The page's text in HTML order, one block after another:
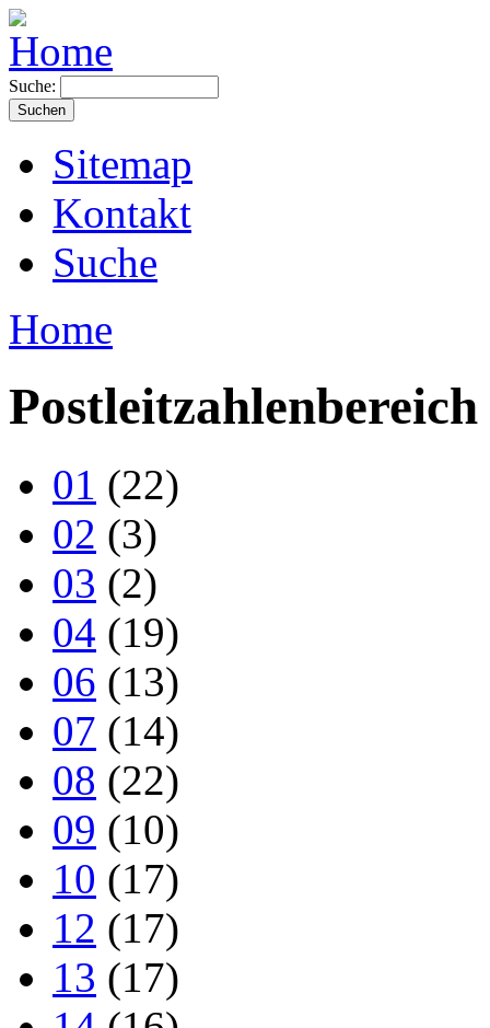
Suche:
Sitemap
Kontakt
Suche
Home
Postleitzahlenbereich
01 (22)
02 (3)
03 (2)
04 (19)
06 (13)
07 (14)
08 (22)
09 (10)
10 (17)
12 (17)
13 (17)